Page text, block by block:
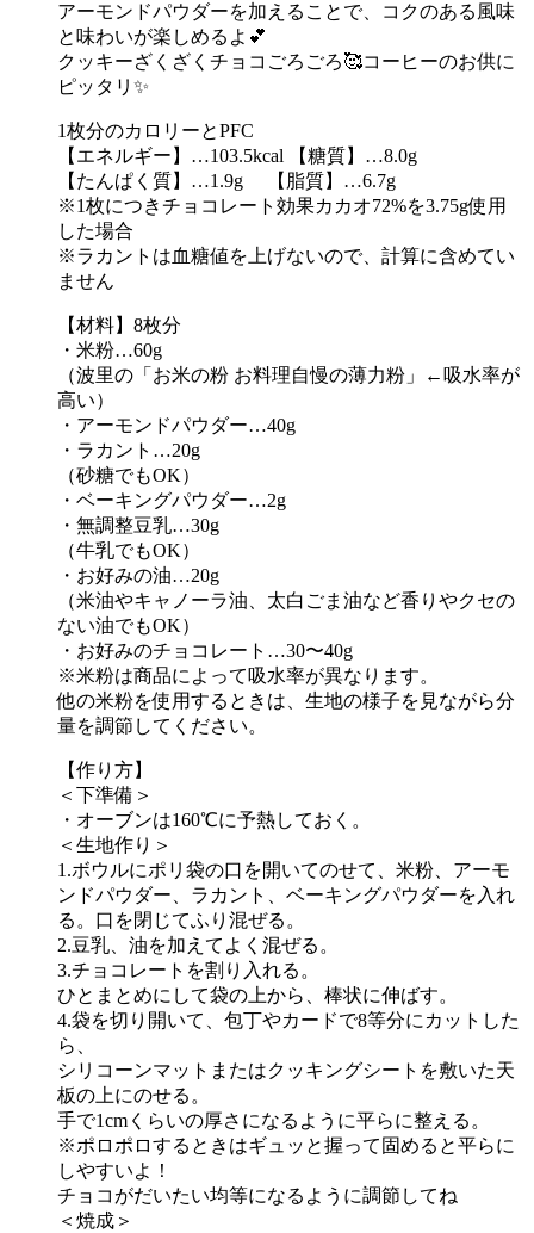
アーモンドパウダーを加えることで、コクのある風味
と味わいが楽しめるよ💕
クッキーざくざくチョコごろごろ🥰コーヒーのお供に
ピッタリ✨
1枚分のカロリーとPFC
【エネルギー】…103.5kcal 【糖質】…8.0g
【たんぱく質】…1.9g 【脂質】…6.7g
※1枚につきチョコレート効果カカオ72%を3.75g使用
した場合
※ラカントは血糖値を上げないので、計算に含めてい
ません
【材料】8枚分
・米粉…60g
（波里の「お米の粉 お料理自慢の薄力粉」←吸水率が
高い）
・アーモンドパウダー…40g
・ラカント…20g
（砂糖でもOK）
・ベーキングパウダー…2g
・無調整豆乳…30g
（牛乳でもOK）
・お好みの油…20g
（米油やキャノーラ油、太白ごま油など香りやクセの
ない油でもOK）
・お好みのチョコレート…30〜40g
※米粉は商品によって吸水率が異なります。
他の米粉を使用するときは、生地の様子を見ながら分
量を調節してください。
【作り方】
＜下準備＞
・オーブンは160℃に予熱しておく。
＜生地作り＞
1.ボウルにポリ袋の口を開いてのせて、米粉、アーモ
ンドパウダー、ラカント、ベーキングパウダーを入れ
る。口を閉じてふり混ぜる。
2.豆乳、油を加えてよく混ぜる。
3.チョコレートを割り入れる。
ひとまとめにして袋の上から、棒状に伸ばす。
4.袋を切り開いて、包丁やカードで8等分にカットした
ら、
シリコーンマットまたはクッキングシートを敷いた天
板の上にのせる。
手で1cmくらいの厚さになるように平らに整える。
※ポロポロするときはギュッと握って固めると平らに
しやすいよ！
チョコがだいたい均等になるように調節してね
＜焼成＞